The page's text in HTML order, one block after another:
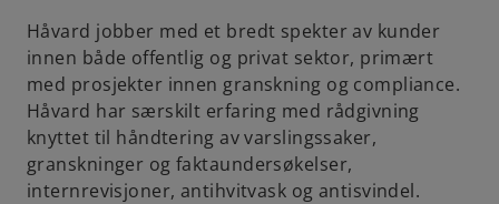
n
e
w
t
a
b
Håvard jobber med et bredt spekter av kunder
innen både offentlig og privat sektor, primært
med prosjekter innen granskning og compliance.
Håvard har særskilt erfaring med rådgivning
knyttet til håndtering av varslingssaker,
granskninger og faktaundersøkelser,
internrevisjoner, antihvitvask og antisvindel.